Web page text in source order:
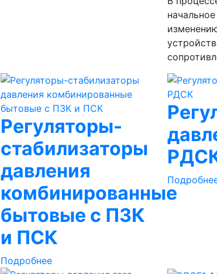
Регуляторы-
стабилизаторы
давления
комбинированные
бытовые с ПЗК
и ПСК
Подробнее